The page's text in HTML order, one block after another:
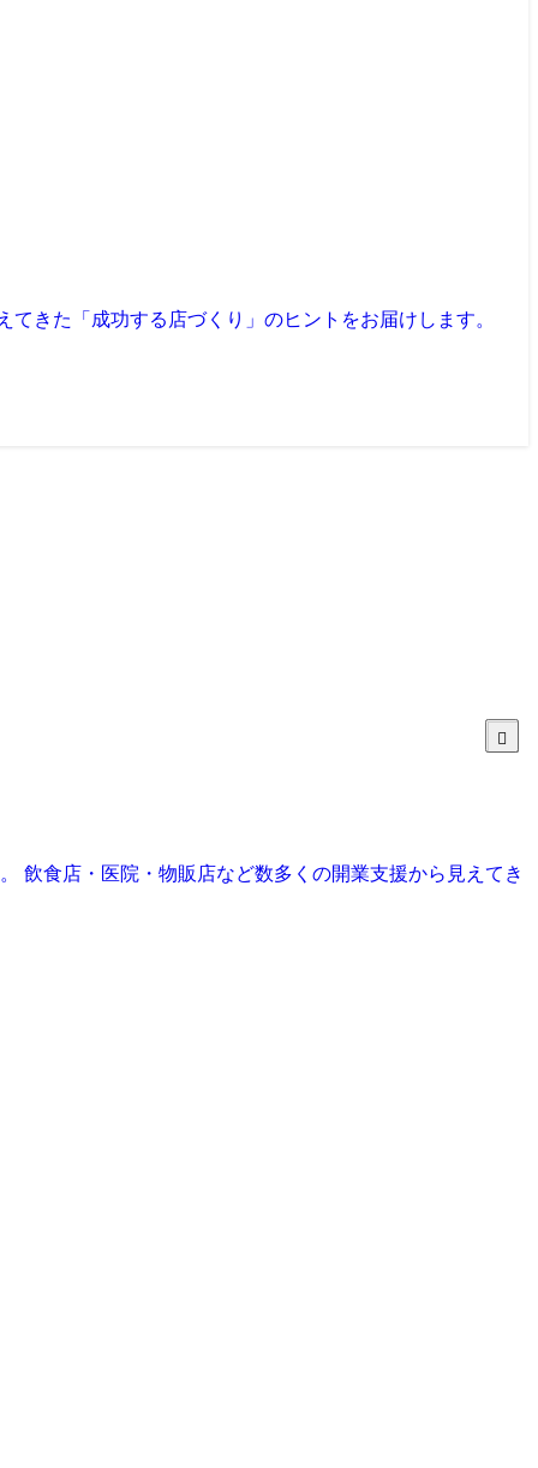
きた「成功する店づくり」のヒントをお届けします。
飲食店・医院・物販店など数多くの開業支援から見えてき